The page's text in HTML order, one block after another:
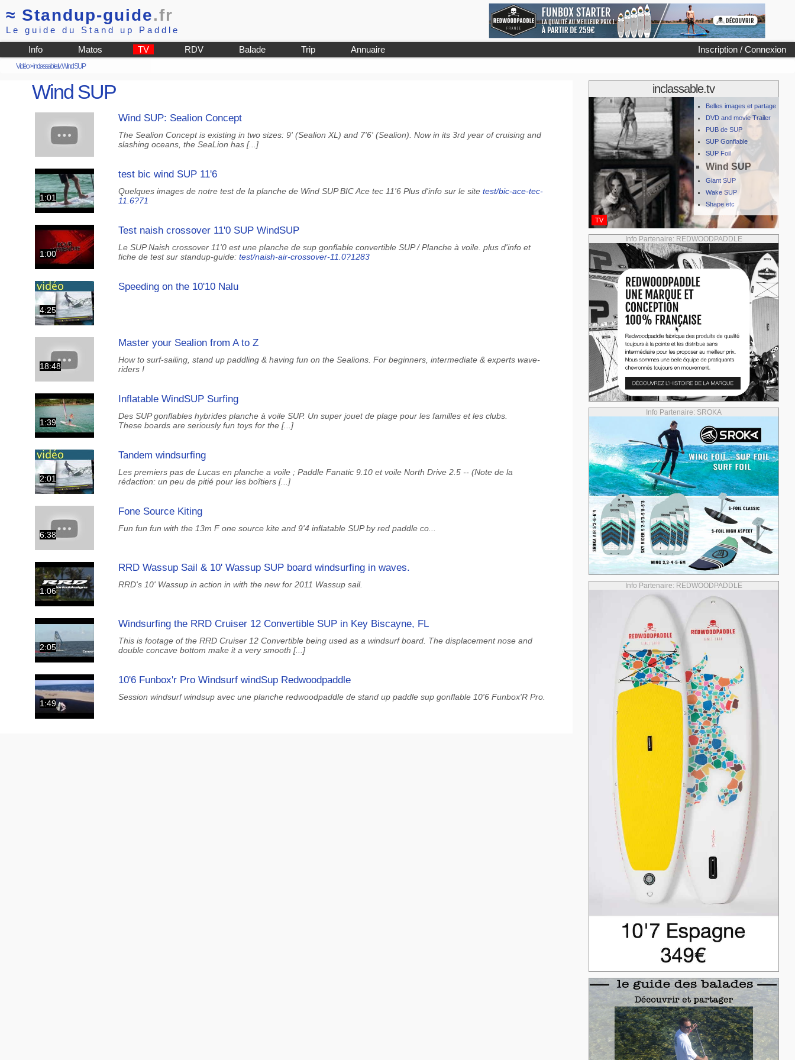
≈ Standup-guide.fr
Le guide du Stand up Paddle
Inscription / Connexion
Info Matos TV RDV Balade Trip Annuaire
Vidéo>inclassable.tv: Wind SUP
Wind SUP
Wind SUP: Sealion Concept
The Sealion Concept is existing in two sizes: 9' (Sealion XL) and 7'6' (Sealion). Now in its 3rd year of cruising and
slashing oceans, the SeaLion has [...]
1:01
test bic wind SUP 11'6
Quelques images de notre test de la planche de Wind SUP BIC Ace tec 11'6 Plus d'info sur le sitetest/bic-ace-tec-
11.6?71
1:00
Test naish crossover 11'0 SUP WindSUP
Le SUP Naish crossover 11'0 est une planche de sup gonflable convertible SUP / Planche à voile. plus d'info et
fiche de test sur standup-guide:test/naish-air-crossover-11.0?1283
4:25
Speeding on the 10'10 Nalu
18:48
Master your Sealion from A to Z
How to surf-sailing, stand up paddling & having fun on the Sealions. For beginners, intermediate & experts wave-
riders !
1:39
Inflatable WindSUP Surfing
Des SUP gonflables hybrides planche à voile SUP. Un super jouet de plage pour les familles et les clubs.
These boards are seriously fun toys for the [...]
2:01
Tandem windsurfing
Les premiers pas de Lucas en planche a voile ; Paddle Fanatic 9.10 et voile North Drive 2.5 -- (Note de la
rédaction: un peu de pitié pour les boîtiers [...]
6:38
Fone Source Kiting
Fun fun fun with the 13m F one source kite and 9'4 inflatable SUP by red paddle co...
1:06
RRD Wassup Sail & 10' Wassup SUP board windsurfing in waves.
RRD's 10' Wassup in action in with the new for 2011 Wassup sail.
2:05
Windsurfing the RRD Cruiser 12 Convertible SUP in Key Biscayne, FL
This is footage of the RRD Cruiser 12 Convertible being used as a windsurf board. The displacement nose and
double concave bottom make it a very smooth [...]
1:49
10'6 Funbox'r Pro Windsurf windSup Redwoodpaddle
Session windsurf windsup avec une planche redwoodpaddle de stand up paddle sup gonflable 10'6 Funbox'R Pro.
inclassable.tv
Belles images et partage
DVD and movie Trailer
PUB de SUP
SUP Gonflable
SUP Foil
Wind SUP
Giant SUP
Wake SUP
Shape etc
TV
Info Partenaire: REDWOODPADDLE
Info Partenaire: SROKA
Info Partenaire: REDWOODPADDLE